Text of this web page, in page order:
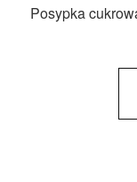
Posypka